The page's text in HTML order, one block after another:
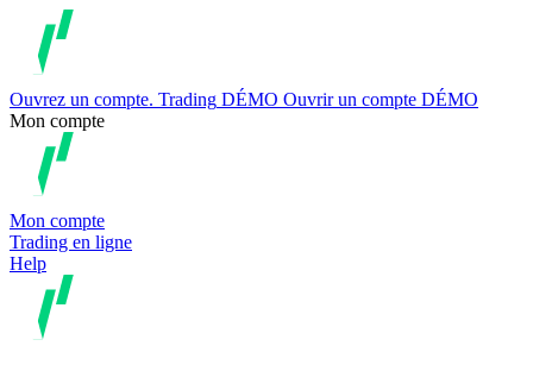
Ouvrez un compte. Trading DÉMO Ouvrir un compte DÉMO
Mon compte
Mon compte
Trading en ligne
Help